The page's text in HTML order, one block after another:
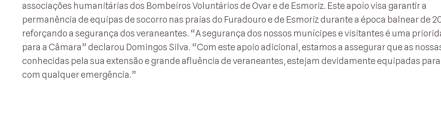
associações humanitárias dos Bombeiros Voluntários de Ovar e de Esmoriz. Este apoio visa garantir a
permanência de equipas de socorro nas praias do Furadouro e de Esmoriz durante a época balnear de
reforçando a segurança dos veraneantes. “A segurança dos nossos munícipes e visitantes é uma
para a Câmara” declarou Domingos Silva. “Com este apoio adicional, estamos a assegurar que as
conhecidas pela sua extensão e grande afluência de veraneantes, estejam devidamente equipadas
com qualquer emergência.”